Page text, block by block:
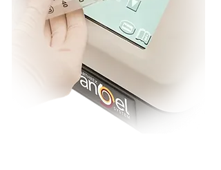
IA Webinar 3
'Beauty From Within'